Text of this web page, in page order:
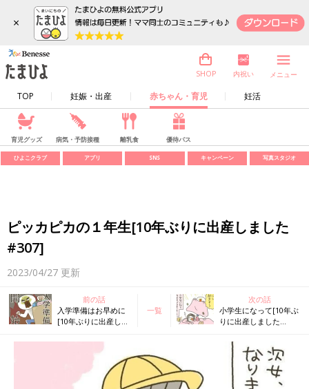
×
TOP 妊娠・出産 赤ちゃん・育児 妊活
SHOP 内祝い メニュー
育児グッズ 病気・予防接種 離乳食 優待パス
ひよこクラブ アプリ SNS キャンペーン 写真スタジオ
ピッカピカの１年生[10年ぶりに出産しました
#307]
2023/04/27 更新
前の話
入学準備はお早めに
[10年ぶりに出産しま
一覧
次の話
小学生になって[10年ぶ
りに出産しました